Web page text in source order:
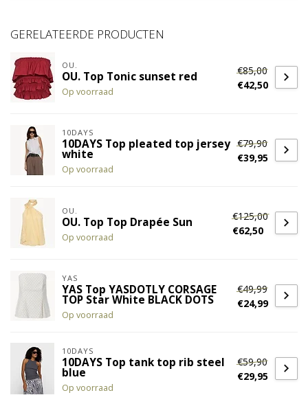
GERELATEERDE PRODUCTEN
OU.
OU. Top Tonic sunset red
Op voorraad
€85,00
€42,50
10DAYS
10DAYS Top pleated top jersey
white
Op voorraad
€79,90
€39,95
OU.
OU. Top Top Drapée Sun
Op voorraad
€125,00
€62,50
YAS
YAS Top YASDOTLY CORSAGE
TOP Star White BLACK DOTS
Op voorraad
€49,99
€24,99
10DAYS
10DAYS Top tank top rib steel
blue
Op voorraad
€59,90
€29,95